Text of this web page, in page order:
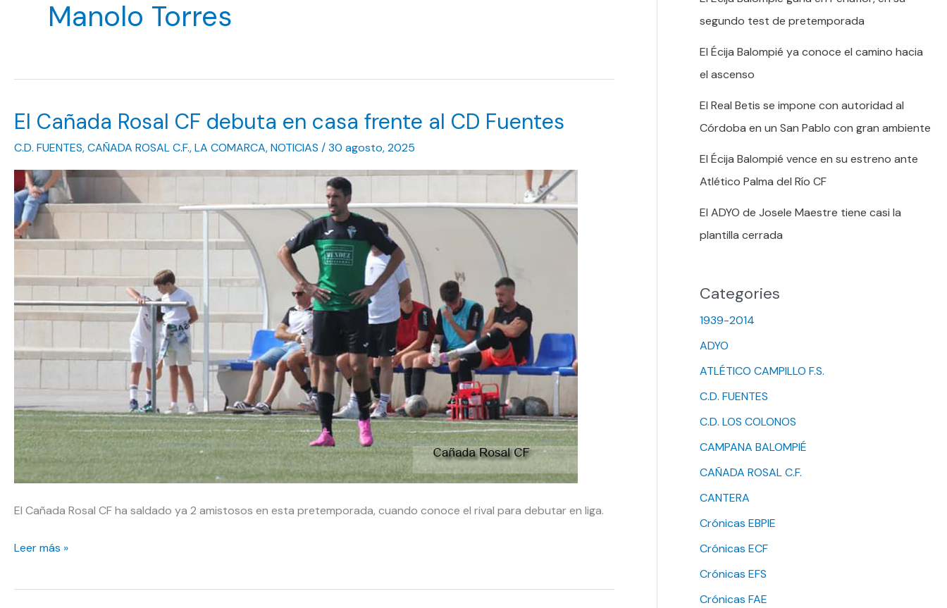
Manolo Torres
El Cañada Rosal CF debuta en casa frente al CD Fuentes
C.D. FUENTES,CAÑADA ROSAL C.F.,LA COMARCA,NOTICIAS /30 agosto, 2025
El Cañada Rosal CF ha saldado ya 2 amistosos en esta pretemporada, cuando conoce el rival para debutar en liga.
El
Rosal
Leer más »
segundo test de pretemporada
El Écija Balompié ya conoce el camino hacia
el ascenso
El Real Betis se impone con autoridad al
Córdoba en un San Pablo con gran ambiente
El Écija Balompié vence en su estreno ante
Atlético Palma del Río CF
El ADYO de Josele Maestre tiene casi la
plantilla cerrada
Categories
1939-2014
ADYO
ATLÉTICO CAMPILLO F.S.
C.D. FUENTES
C.D. LOS COLONOS
CAMPANA BALOMPIÉ
CAÑADA ROSAL C.F.
CANTERA
Crónicas EBPIE
Crónicas ECF
Crónicas EFS
Crónicas FAE